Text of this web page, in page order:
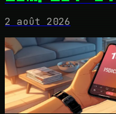
2 août 2026